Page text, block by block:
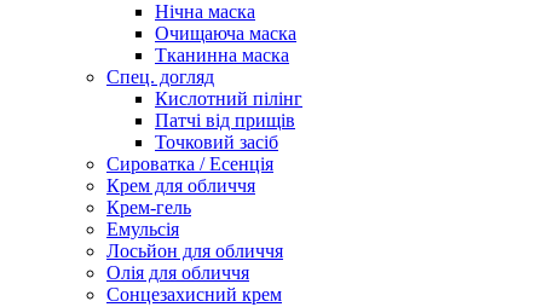
Нічна маска
Очищаюча маска
Тканинна маска
Спец. догляд
Кислотний пілінг
Патчі від прищів
Точковий засіб
Сироватка / Есенція
Крем для обличчя
Крем-гель
Емульсія
Лосьйон для обличчя
Олія для обличчя
Сонцезахисний крем